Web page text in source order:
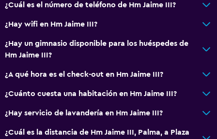
¿Cuál es el número de teléfono de Hm Jaime III?
¿Hay wifi en Hm Jaime III?
¿Hay un gimnasio disponible para los huéspedes de
Hm Jaime III?
¿A qué hora es el check-out en Hm Jaime III?
¿Cuánto cuesta una habitación en Hm Jaime III?
¿Hay servicio de lavandería en Hm Jaime III?
¿Cuál es la distancia de Hm Jaime III, Palma, a Plaza